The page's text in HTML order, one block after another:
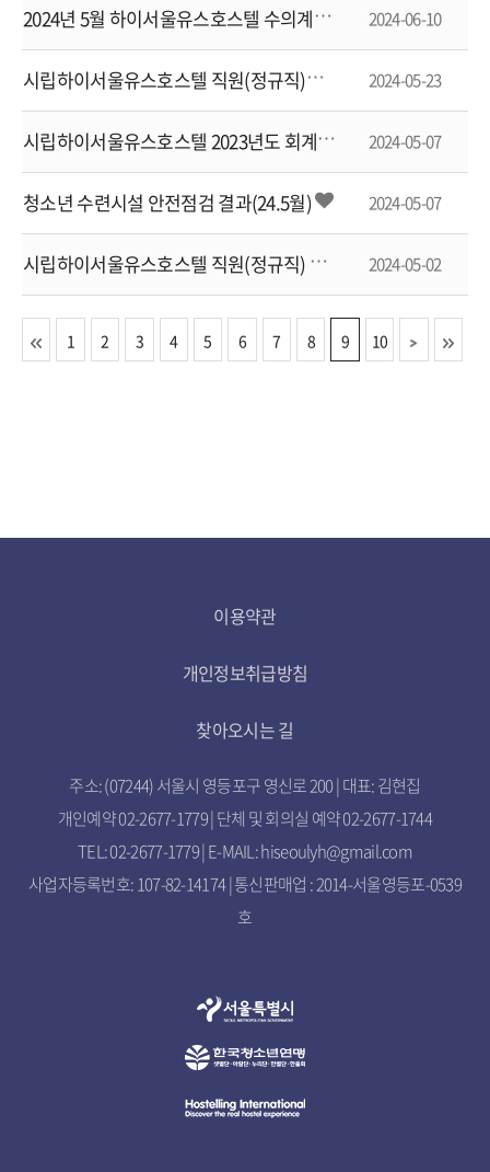
2
024년 5월 하이서울유스호스텔 수의계약 현황 2024-06-10
시
립하이서울유스호스텔 직원(정규직)채용 최종 합격자 공고 2024-05-23
시
립하이서울유스호스텔 2023년도 회계결산 공고 2024-05-07
청소년 수련시설 안전점검 결과(24.5월) 2024-05-07
시
립하이서울유스호스텔 직원(정규직) 체용공고 2024-05-02
1 2 3 4 5 6 7 8 9 10
이용약관
개인정보취급방침
찾아오시는 길
주소: (07244) 서울시 영등포구 영신로 200 | 대표: 김현집
개인예약 02-2677-1779 | 단체 및 회의실 예약 02-2677-1744
TEL: 02-2677-1779 | E-MAIL: hiseoulyh@gmail.com
사업자등록번호: 107-82-14174 | 통신판매업 : 2014-서울영등포-0539
호